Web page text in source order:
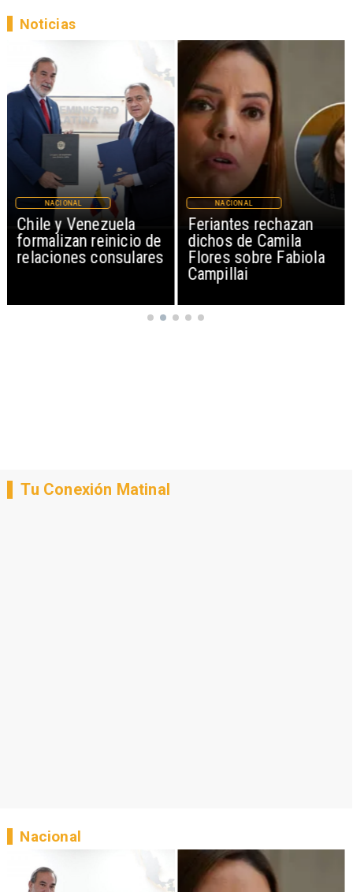
Feriantes rechazan
dichos de Camila
Flores sobre Fabiola
NACIONAL
Proyecto propone
sumar feriado el 17
de septiembre para
Fiestas Patrias
NACIONAL
Noticias
Tu Conexión Matinal
Nacional